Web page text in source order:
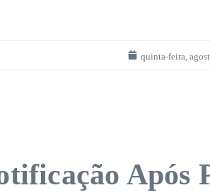
quinta-feira,
Após